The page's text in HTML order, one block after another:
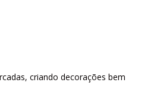
criando decorações bem